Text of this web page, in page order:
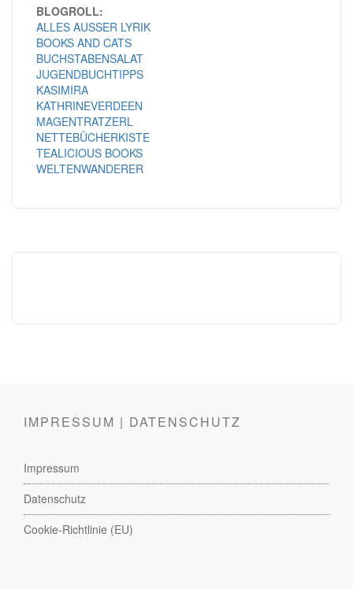
BLOGROLL:
ALLES AUSSER LYRIK
BOOKS AND CATS
BUCHSTABENSALAT
JUGENDBUCHTIPPS
KASIMIRA
KATHRINEVERDEEN
MAGENTRATZERL
NETTEBÜCHERKISTE
TEALICIOUS BOOKS
WELTENWANDERER
IMPRESSUM | DATENSCHUTZ
Impressum
Datenschutz
Cookie-Richtlinie (EU)